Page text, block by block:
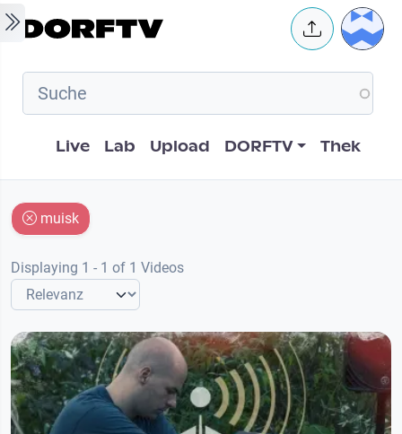
Skip to main content User
Hauptnavigation
Live Lab Upload DORFTV Thek
muisk
Displaying 1 - 1 of 1 Videos